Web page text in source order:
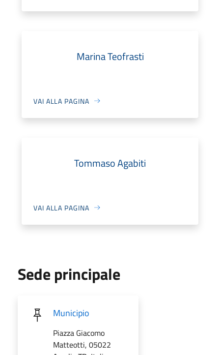
Marina Teofrasti
VAI ALLA PAGINA
Tommaso Agabiti
VAI ALLA PAGINA
Sede principale
Municipio
Piazza Giacomo
Matteotti, 05022